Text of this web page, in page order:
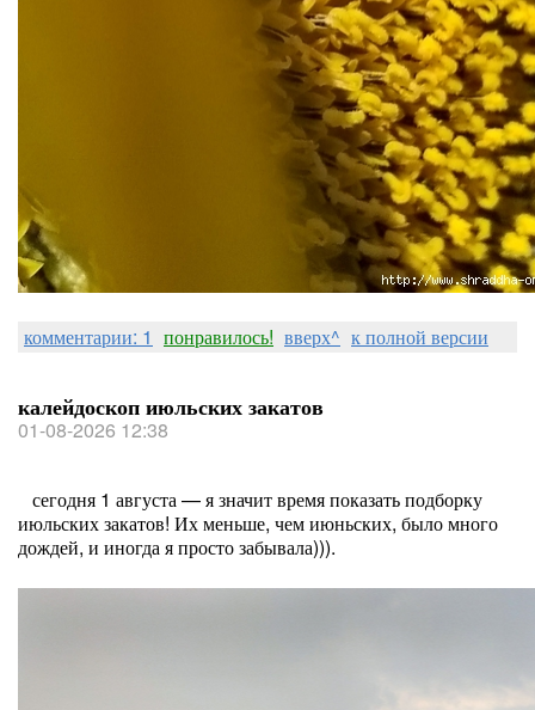
комментарии: 1 понравилось! вверх^ к полной версии
калейдоскоп июльских закатов
01-08-2026 12:38
сегодня 1 августа — я значит время показать подборку
июльских закатов! Их меньше, чем июньских, было много
дождей, и иногда я просто забывала))).